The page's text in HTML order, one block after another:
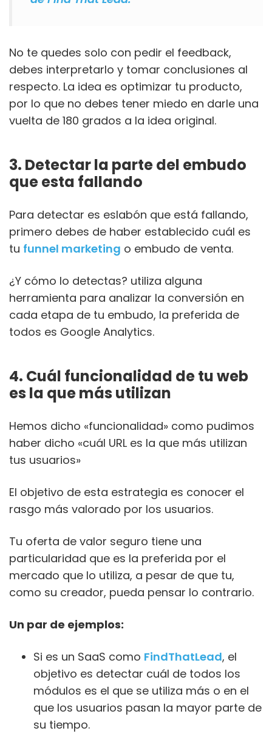
No te quedes solo con pedir el feedback,
debes interpretarlo y tomar conclusiones al
respecto. La idea es optimizar tu producto,
por lo que no debes tener miedo en darle una
vuelta de 180 grados a la idea original.
3. Detectar la parte del embudo
que esta fallando
Para detectar es eslabón que está fallando,
primero debes de haber establecido cuál es
tu funnel marketing o embudo de venta.
¿Y cómo lo detectas? utiliza alguna
herramienta para analizar la conversión en
cada etapa de tu embudo, la preferida de
todos es Google Analytics.
4. Cuál funcionalidad de tu web
es la que más utilizan
Hemos dicho «funcionalidad» como pudimos
haber dicho «cuál URL es la que más utilizan
tus usuarios»
El objetivo de esta estrategia es conocer el
rasgo más valorado por los usuarios.
Tu oferta de valor seguro tiene una
particularidad que es la preferida por el
mercado que lo utiliza, a pesar de que tu,
como su creador, pueda pensar lo contrario.
Un par de ejemplos:
Si es un SaaS como FindThatLead, el
objetivo es detectar cuál de todos los
módulos es el que se utiliza más o en el
que los usuarios pasan la mayor parte de
su tiempo.